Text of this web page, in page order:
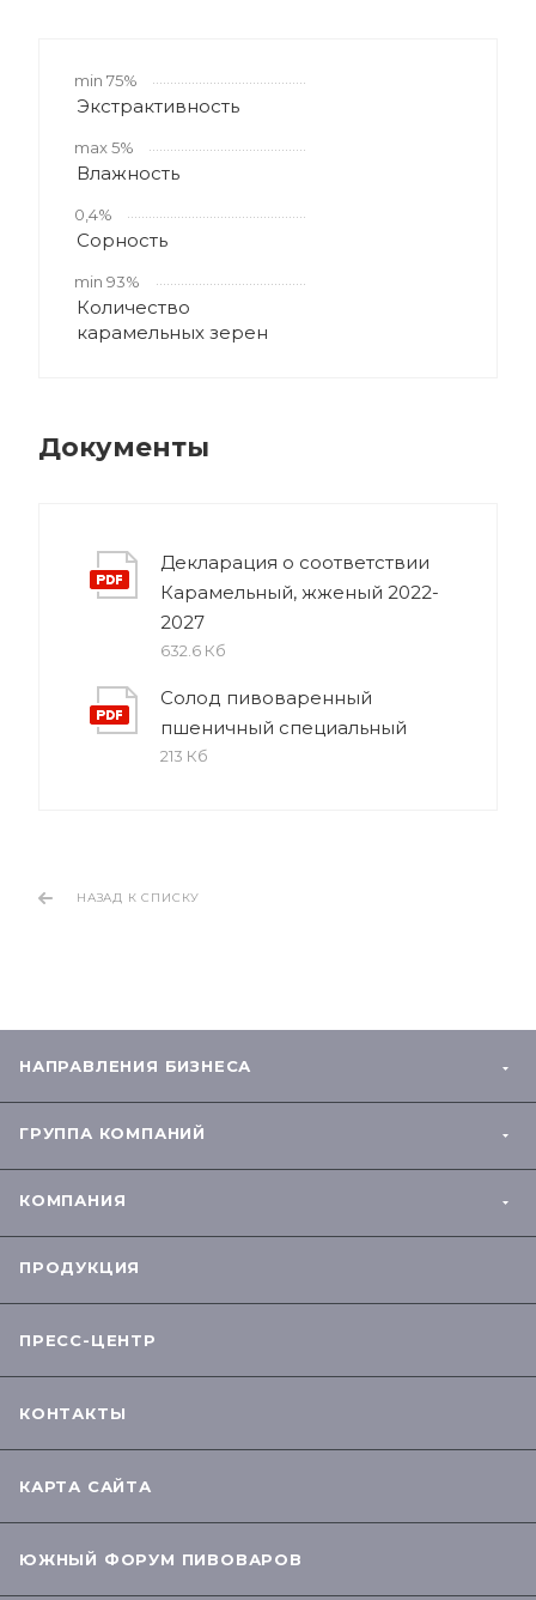
min 75%
Экстрактивность
max 5%
Влажность
0,4%
Сорность
min 93%
Количество
карамельных зерен
Документы
Декларация о соответствии
Карамельный, жженый 2022-
2027
632.6 Кб
Солод пивоваренный
пшеничный специальный
213 Кб
НАЗАД К СПИСКУ
НАПРАВЛЕНИЯ БИЗНЕСА
ГРУППА КОМПАНИЙ
КОМПАНИЯ
ПРОДУКЦИЯ
ПРЕСС-ЦЕНТР
КОНТАКТЫ
КАРТА САЙТА
ЮЖНЫЙ ФОРУМ ПИВОВАРОВ